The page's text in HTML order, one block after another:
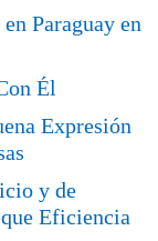
Paraguay en
Él
Expresión
y de
Eficiencia